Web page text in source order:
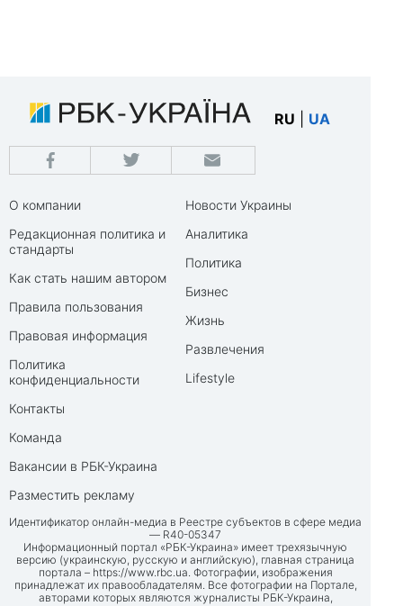
RU UA
О компании
Редакционная политика и
стандарты
Как стать нашим автором
Правила пользования
Правовая информация
Политика
конфиденциальности
Контакты
Команда
Вакансии в РБК-Украина
Разместить рекламу
Новости Украины
Аналитика
Политика
Бизнес
Жизнь
Развлечения
Lifestyle
Идентификатор онлайн-медиа в Реестре субъектов в сфере медиа
— R40-05347
Информационный портал «РБК-Украина» имеет трехязычную
версию (украинскую, русскую и английскую), главная страница
портала – https://www.rbc.ua . Фотографии, изображения
принадлежат их правообладателям. Все фотографии на Портале,
авторами которых являются журналисты РБК-Украина,